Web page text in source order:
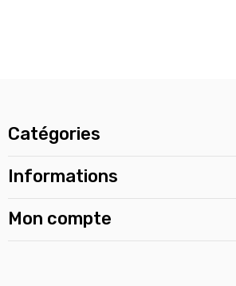
Catégories
Informations
Mon compte